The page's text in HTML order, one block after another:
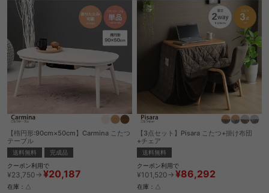
【楕円形:90cm×50cm】Carmina こたつ
テーブル
送料無料
完成品
クーポン利用で
¥23,750→ ¥20,187
在庫：△
【3点セット】Pisara こたつ+掛け布団
+チェア
送料無料
クーポン利用で
¥101,520→ ¥86,292
在庫：△